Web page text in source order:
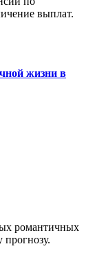
выплат.
жизни в
романтичных
прогнозу.